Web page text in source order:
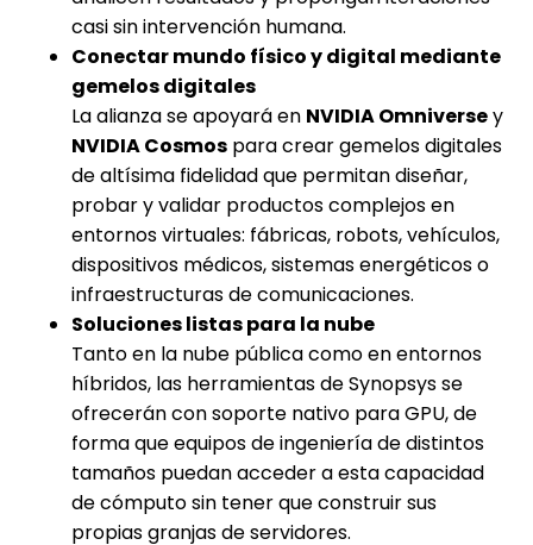
casi sin intervención humana.
Conectar mundo físico y digital mediante
gemelos digitales
La alianza se apoyará en NVIDIA Omniversey
NVIDIA Cosmos para crear gemelos digitales
de altísima fidelidad que permitan diseñar,
probar y validar productos complejos en
entornos virtuales: fábricas, robots, vehículos,
dispositivos médicos, sistemas energéticos o
infraestructuras de comunicaciones.
Soluciones listas para la nube
Tanto en la nube pública como en entornos
híbridos, las herramientas de Synopsys se
ofrecerán con soporte nativo para GPU, de
forma que equipos de ingeniería de distintos
tamaños puedan acceder a esta capacidad
de cómputo sin tener que construir sus
propias granjas de servidores.